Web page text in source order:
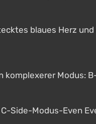
blaues Herz
Modus:
Side-Modus-Even